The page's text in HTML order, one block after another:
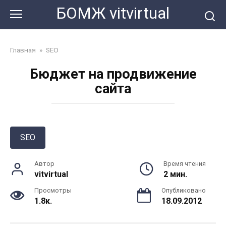
контенту
БОМЖ vitvirtual
Главная » SEO
Бюджет на продвижение
сайта
SEO
Автор
vitvirtual
Время чтения
2 мин.
Просмотры
1.8к.
Опубликовано
18.09.2012